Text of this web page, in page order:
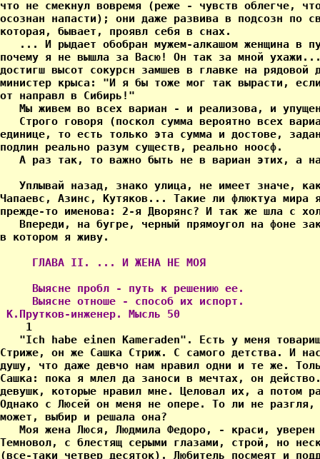
ГЛАВА II. ... И ЖЕНА НЕ МОЯ
     Выясне пробл - путь к решению ее.
     Выясне отноше - способ их испорт.
К.Прутков-инженер. Мысль 50